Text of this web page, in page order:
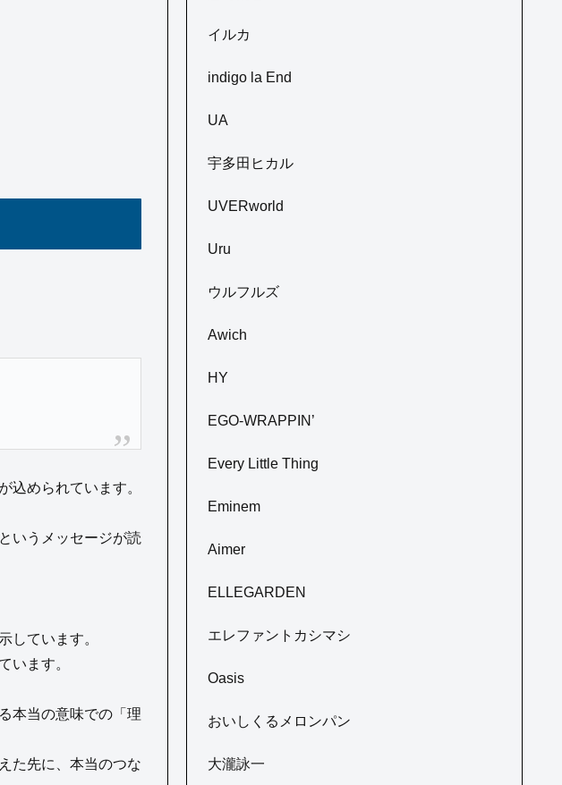
込められています。
いうメッセージが読
しています。
います。
本当の意味での「理
た先に、本当のつな
イルカ
indigo la End
UA
宇多田ヒカル
UVERworld
Uru
ウルフルズ
Awich
HY
EGO-WRAPPIN’
Every Little Thing
Eminem
Aimer
ELLEGARDEN
エレファントカシマシ
Oasis
おいしくるメロンパン
大瀧詠一